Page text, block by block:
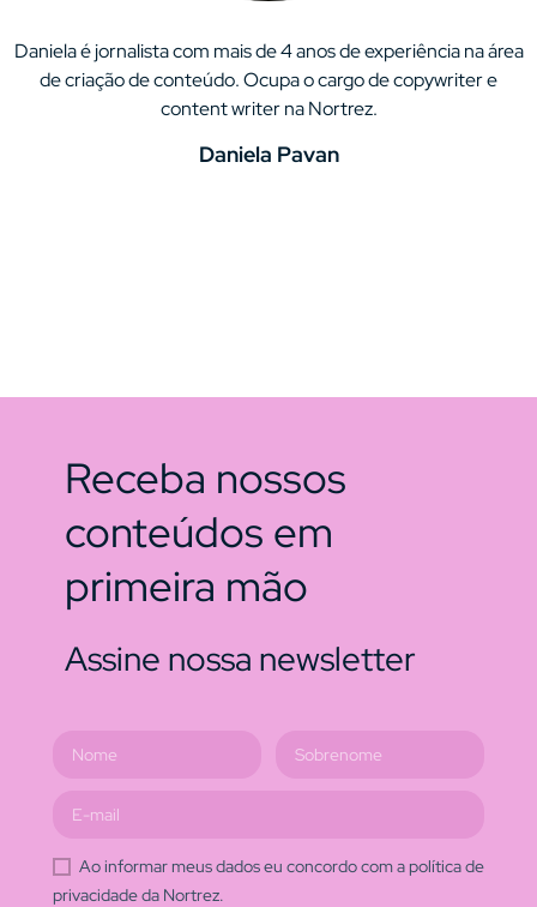
Daniela é jornalista com mais de 4 anos de experiência na área
de criação de conteúdo. Ocupa o cargo de copywriter e
content writer na Nortrez.
Daniela Pavan
Receba nossos
conteúdos em
primeira mão
Assine nossa newsletter
Ao informar meus dados eu concordo com a política de
privacidade da Nortrez.